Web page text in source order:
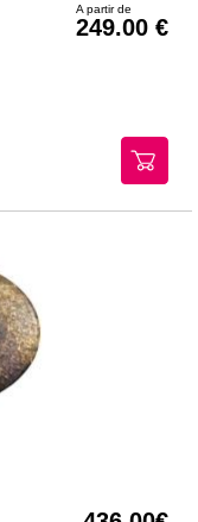
A partir de
249.00